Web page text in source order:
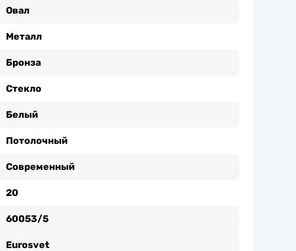
Овал
Металл
Бронза
Стекло
Белый
Потолочный
Современный
20
60053/5
Eurosvet